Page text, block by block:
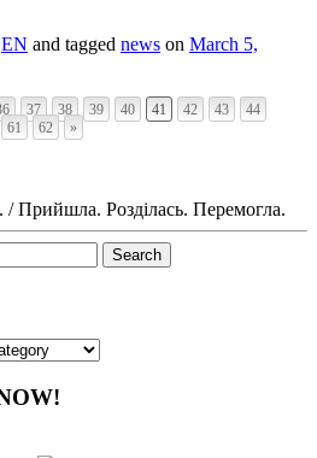
EN and tagged news on March 5,
37 38 39 40 41 42 43
44
61 62 »
/ Прийшла. Розділась. Перемогла.